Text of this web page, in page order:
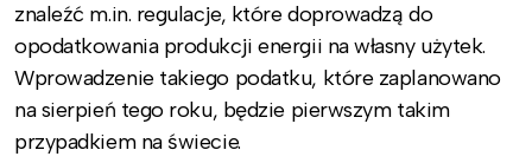
znaleźć m.in. regulacje, które doprowadzą do
opodatkowania produkcji energii na własny użytek.
Wprowadzenie takiego podatku, które zaplanowano
na sierpień tego roku, będzie pierwszym takim
przypadkiem na świecie.